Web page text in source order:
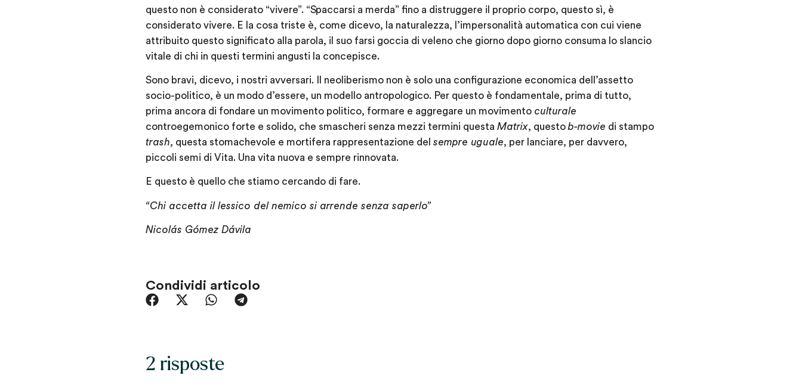
questo non è considerato “vivere”. “Spaccarsi a merda” fino a distruggere il proprio corpo, questo sì, è
considerato vivere. E la cosa triste è, come dicevo, la naturalezza, l’impersonalità automatica con cui viene
attribuito questo significato alla parola, il suo farsi goccia di veleno che giorno dopo giorno consuma lo slancio
vitale di chi in questi termini angusti la concepisce.
Sono bravi, dicevo, i nostri avversari. Il neoliberismo non è solo una configurazione economica dell’assetto
socio-politico, è un modo d’essere, un modello antropologico. Per questo è fondamentale, prima di tutto,
prima ancora di fondare un movimento politico, formare e aggregare un movimento culturale
controegemonico forte e solido, che smascheri senza mezzi termini questa Matrix, questob-movie di stampo
trash, questa stomachevole e mortifera rappresentazione del sempre uguale, per lanciare, per davvero,
piccoli semi di Vita. Una vita nuova e sempre rinnovata.
E questo è quello che stiamo cercando di fare.
“Chi accetta il lessico del nemico si arrende senza saperlo”
Nicolás Gómez Dávila
Condividi articolo
2 risposte